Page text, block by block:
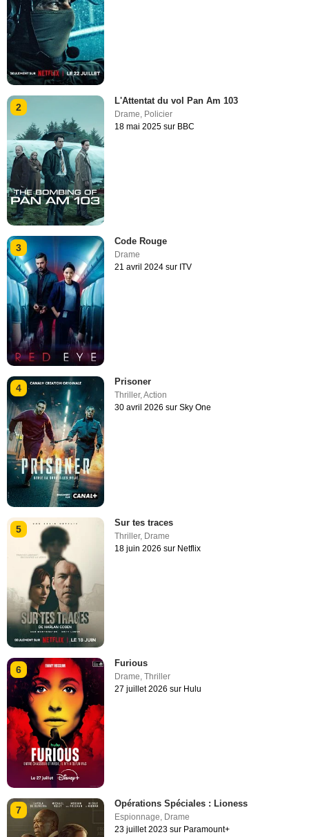
2
L'Attentat du vol Pan Am 103
Drame Policier
18 mai 2025 sur BBC
3
Code Rouge
Drame
21 avril 2024 sur ITV
4
Prisoner
Thriller,Action
30 avril 2026 sur Sky One
5
Sur tes traces
Thriller, Drame
18 juin 2026 sur Netflix
6
Furious
Drame,Thriller
27 juillet 2026 sur Hulu
7
Opérations Spéciales : Lioness
Espionnage, Drame
23 juillet 2023 sur Paramount+